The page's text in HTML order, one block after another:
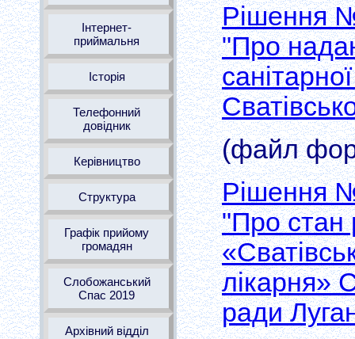
Інтернет-
приймальня
Історія
Телефонний
довідник
Керівництво
Структура
Графік прийому
громадян
Слобожанський
Спас 2019
Архівний відділ
Рішення
"Про
(файл
Рішення
"Про
лікарня»
ради